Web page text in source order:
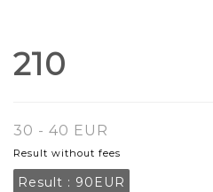
210
30 - 40 EUR
Result without fees
Result : 90EUR